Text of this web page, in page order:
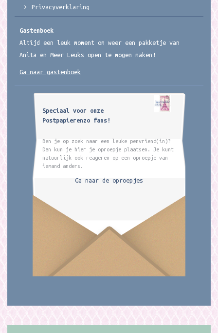
Privacyverklaring
Gastenboek
Altijd een leuk moment om weer een pakketje van
Anita en Meer Leuks open te mogen maken!
Ga naar gastenboek
Speciaal voor onze
Postpapierenzo fans!
Ben je op zoek naar een leuke penvriend(in)?
Dan kun je hier je oproepje plaatsen. Je kunt
natuurlijk ook reageren op een oproepje van
iemand anders.
Ga naar de oproepjes